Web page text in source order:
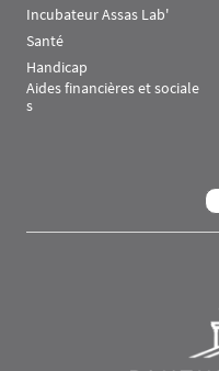
Incubateur Assas Lab'
Santé
Handicap
Aides financières et sociale
s